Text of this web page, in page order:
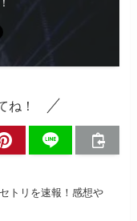
ね！
トリを速報！感想や